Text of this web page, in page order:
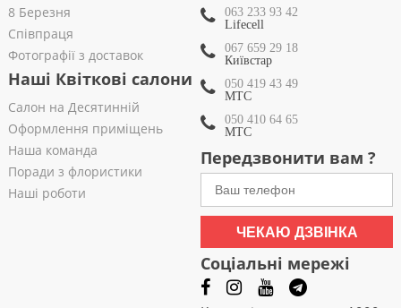
8 Березня
Співпраця
Фотографії з доставок
Наші Квіткові салони
Салон на Десятинній
Оформлення приміщень
Наша команда
Поради з флористики
Наші роботи
063 233 93 42
Lifecell
067 659 29 18
Київстар
050 419 43 49
МТС
050 410 64 65
МТС
Передзвонити вам ?
ЧЕКАЮ ДЗВІНКА
Соціальні мережі